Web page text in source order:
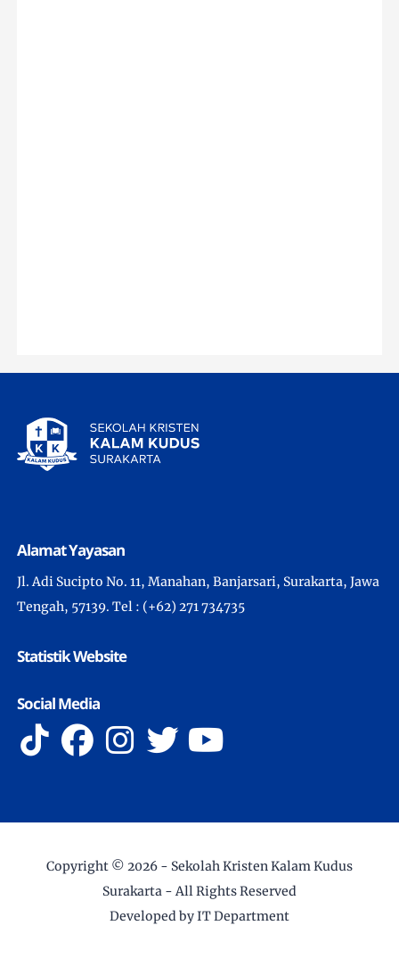
Alamat Yayasan
Jl. Adi Sucipto No. 11, Manahan, Banjarsari, Surakarta, Jawa
Tengah, 57139. Tel : (+62) 271 734735
Statistik Website
Social Media
Copyright © 2026 - Sekolah Kristen Kalam Kudus
Surakarta - All Rights Reserved
Developed by IT Department